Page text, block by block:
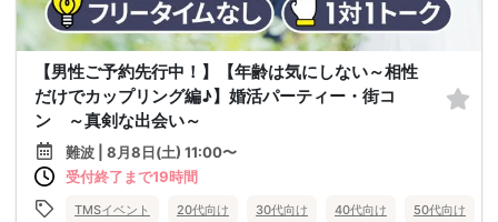
【男性ご予約先行中！】【年齢は気にしない～相性
だけでカップリング編♪】婚活パーティー・街コ
ン ～真剣な出会い～
難波 | 8月8日(土) 11:00〜
受付終了まで19時間
TMSイベント 20代向け 30代向け 40代向け 50代向け